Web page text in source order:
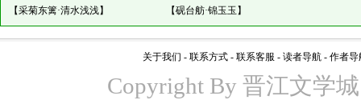
【采菊东篱·清水浅浅】 【砚台舫·锦玉玉 】
关于我们 - 联系方式 - 联系客服 - 读者导航 - 作者导
Copyright By 晋江文学